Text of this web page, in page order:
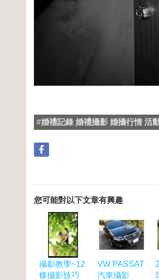
#婚禮記錄 婚禮攝影 婚攝行情 活
您可能對以下文章有興趣
攝影教學~12
條攝影技巧
VW PASSAT
汽車攝影